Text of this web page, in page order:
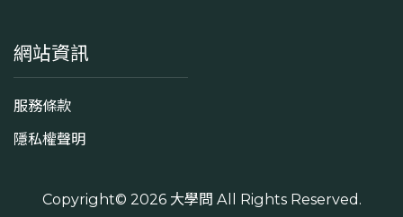
網站資訊
服務條款
隱私權聲明
Copyright© 2026 大學問 All Rights Reserved.